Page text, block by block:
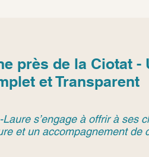
près de la Ciotat -
et Transparent
s’engage à offrir à ses
et un accompagnement de